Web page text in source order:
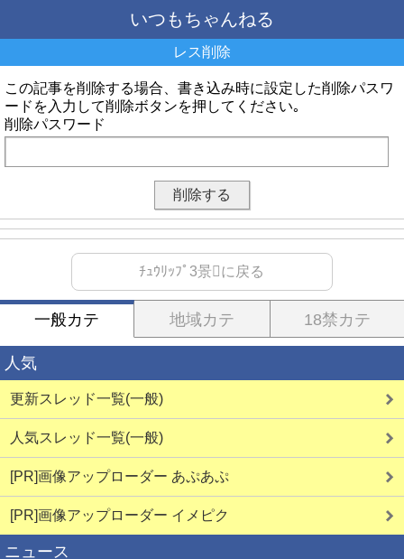
いつもちゃんねる
レス削除
この記事を削除する場合、書き込み時に設定した削除パスワ
ードを入力して削除ボタンを押してください｡
削除パスワード
ﾁｭｳﾘｯﾌﾟ3景に戻る
一般カテ 地域カテ 18禁カテ
人気
更新スレッド一覧(一般)
人気スレッド一覧(一般)
[PR]画像アップローダー あぷあぷ
[PR]画像アップローダー イメピク
ニュース